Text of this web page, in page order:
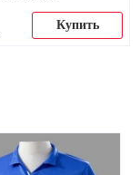
Купить